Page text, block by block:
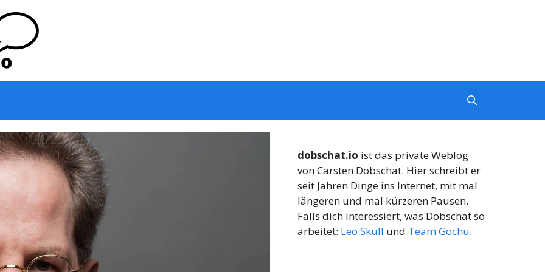
dobschat.io ist das private Weblog
von Carsten Dobschat. Hier schreibt er
seit Jahren Dinge ins Internet, mit mal
längeren und mal kürzeren Pausen.
Falls dich interessiert, was Dobschat so
arbeitet: Leo Skull und Team Gochu.